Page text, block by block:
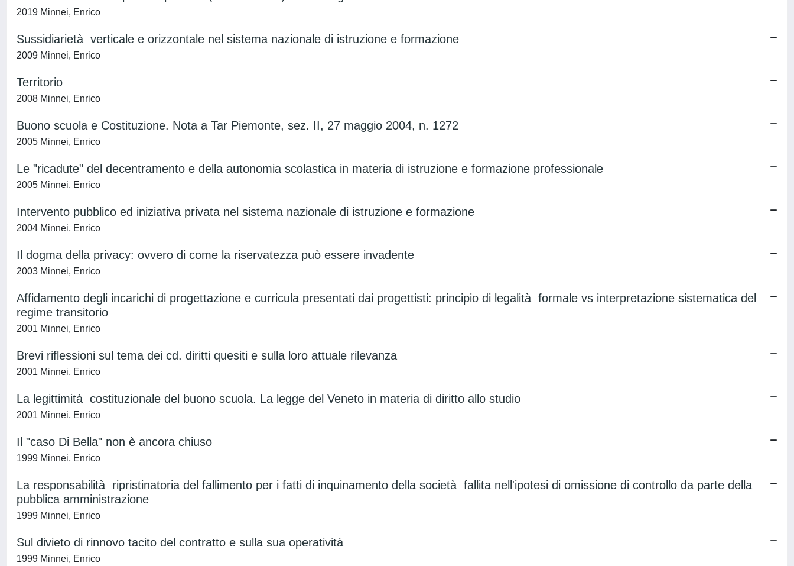
2019 Minnei, Enrico
Sussidiarietà verticale e orizzontale nel sistema nazionale di istruzione e formazione
2009 Minnei, Enrico
Territorio
2008 Minnei, Enrico
Buono scuola e Costituzione. Nota a Tar Piemonte, sez. II, 27 maggio 2004, n. 1272
2005 Minnei, Enrico
Le "ricadute" del decentramento e della autonomia scolastica in materia di istruzione e formazione professionale
2005 Minnei, Enrico
Intervento pubblico ed iniziativa privata nel sistema nazionale di istruzione e formazione
2004 Minnei, Enrico
Il dogma della privacy: ovvero di come la riservatezza può essere invadente
2003 Minnei, Enrico
Affidamento degli incarichi di progettazione e curricula presentati dai progettisti: principio di legalità formale vs interpretazione sistematica del
regime transitorio
2001 Minnei, Enrico
Brevi riflessioni sul tema dei cd. diritti quesiti e sulla loro attuale rilevanza
2001 Minnei, Enrico
La legittimità costituzionale del buono scuola. La legge del Veneto in materia di diritto allo studio
2001 Minnei, Enrico
Il "caso Di Bella" non è ancora chiuso
1999 Minnei, Enrico
La responsabilità ripristinatoria del fallimento per i fatti di inquinamento della società fallita nell'ipotesi di omissione di controllo da parte della
pubblica amministrazione
1999 Minnei, Enrico
Sul divieto di rinnovo tacito del contratto e sulla sua operatività
1999 Minnei, Enrico